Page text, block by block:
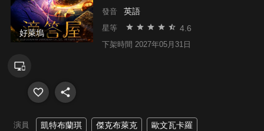
好萊塢
發音 英語
星等 4.6
下架時間 2027年05月31日
演員 凱特布蘭琪 傑克布萊克 歐文瓦卡羅